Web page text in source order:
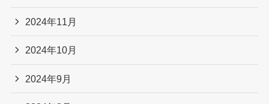
2024年11月
2024年10月
2024年9月